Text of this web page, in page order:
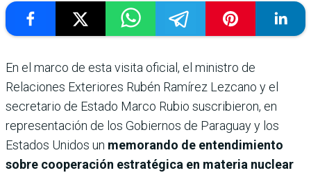
En el marco de esta visita oficial, el ministro de
Relaciones Exteriores Rubén Ramírez Lezcano y el
secretario de Estado Marco Rubio suscribieron, en
representación de los Gobiernos de Paraguay y los
Estados Unidos un memorando de entendimiento
sobre cooperación estratégica en materia nuclear